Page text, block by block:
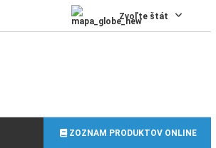
Zvoľte štát
ZOZNAM PRODUKTOV ONLINE